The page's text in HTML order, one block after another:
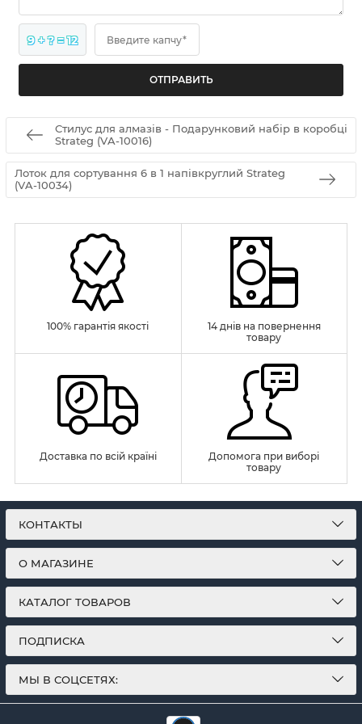
9 + ? = 12 Введите капчу*
Стилус для алмазів - Подарунковий набір в коробці
Strateg (VA-10016)
Лоток для сортування 6 в 1 напівкруглий Strateg
(VA-10034)
100% гарантія якості
14 днів на повернення
товару
Доставка по всій країні
Допомога при виборі
товару
КОНТАКТЫ
О МАГАЗИНЕ
КАТАЛОГ ТОВАРОВ
ПОДПИСКА
МЫ В СОЦСЕТЯХ: